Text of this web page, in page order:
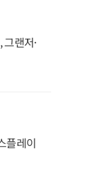
랜저·
플레이